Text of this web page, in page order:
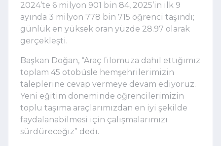
2024’te 6 milyon 901 bin 84, 2025’in ilk 9
ayında 3 milyon 778 bin 715 öğrenci taşındı;
günlük en yüksek oran yüzde 28.97 olarak
gerçekleşti.
Başkan Doğan, “Araç filomuza dahil ettiğimiz
toplam 45 otobüsle hemşehrilerimizin
taleplerine cevap vermeye devam ediyoruz.
Yeni eğitim döneminde öğrencilerimizin
toplu taşıma araçlarımızdan en iyi şekilde
faydalanabilmesi için çalışmalarımızı
sürdüreceğiz” dedi.